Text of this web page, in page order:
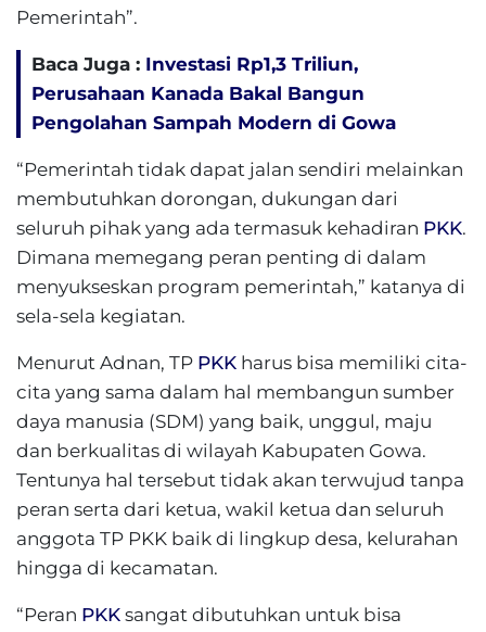
Pemerintah”.
Baca Juga : Investasi Rp1,3 Triliun,
Perusahaan Kanada Bakal Bangun
Pengolahan Sampah Modern di Gowa
“Pemerintah tidak dapat jalan sendiri melainkan
membutuhkan dorongan, dukungan dari
seluruh pihak yang ada termasuk kehadiran PKK.
Dimana memegang peran penting di dalam
menyukseskan program pemerintah,” katanya di
sela-sela kegiatan.
Menurut Adnan, TP PKK harus bisa memiliki cita-
cita yang sama dalam hal membangun sumber
daya manusia (SDM) yang baik, unggul, maju
dan berkualitas di wilayah Kabupaten Gowa.
Tentunya hal tersebut tidak akan terwujud tanpa
peran serta dari ketua, wakil ketua dan seluruh
anggota TP PKK baik di lingkup desa, kelurahan
hingga di kecamatan.
“Peran PKK sangat dibutuhkan untuk bisa